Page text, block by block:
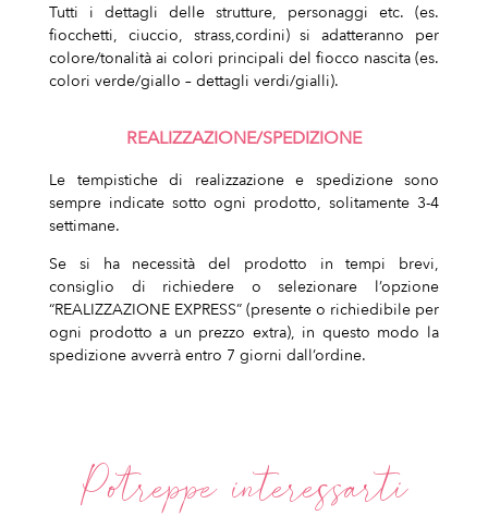
Tutti i dettagli delle strutture, personaggi etc. (es.
fiocchetti, ciuccio, strass,cordini) si adatteranno per
colore/tonalità ai colori principali del fiocco nascita (es.
colori verde/giallo – dettagli verdi/gialli).
REALIZZAZIONE/SPEDIZIONE
Le tempistiche di realizzazione e spedizione sono
sempre indicate sotto ogni prodotto, solitamente 3-4
settimane.
Se si ha necessità del prodotto in tempi brevi,
consiglio di richiedere o selezionare l’opzione
“REALIZZAZIONE EXPRESS” (presente o richiedibile per
ogni prodotto a un prezzo extra), in questo modo la
spedizione avverrà entro 7 giorni dall’ordine.
Potreppe interessarti